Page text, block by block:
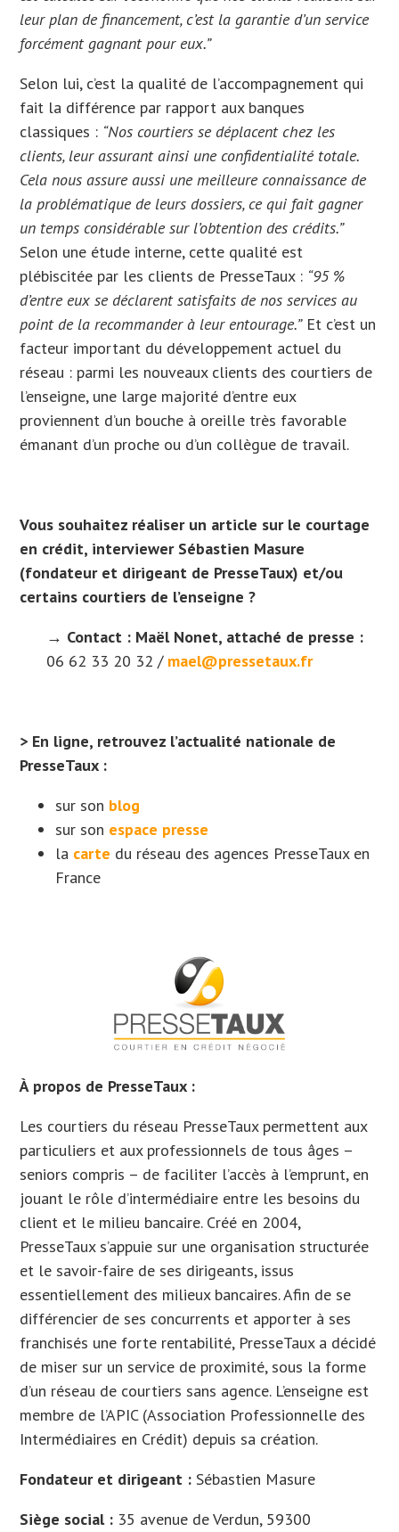
leur plan de financement, c’est la garantie d’un service
forcément gagnant pour eux.”
Selon lui, c’est la qualité de l’accompagnement qui
fait la différence par rapport aux banques
classiques : “Nos courtiers se déplacent chez les
clients, leur assurant ainsi une confidentialité totale.
Cela nous assure aussi une meilleure connaissance de
la problématique de leurs dossiers, ce qui fait gagner
un temps considérable sur l’obtention des crédits.”
Selon une étude interne, cette qualité est
plébiscitée par les clients de PresseTaux : “95 %
d’entre eux se déclarent satisfaits de nos services au
point de la recommander à leur entourage.”Et c’est un
facteur important du développement actuel du
réseau : parmi les nouveaux clients des courtiers de
l’enseigne, une large majorité d’entre eux
proviennent d’un bouche à oreille très favorable
émanant d’un proche ou d’un collègue de travail.
Vous souhaitez réaliser un article sur le courtage
en crédit, interviewer Sébastien Masure
(fondateur et dirigeant de PresseTaux) et/ou
certains courtiers de l’enseigne ?
→ Contact : Maël Nonet, attaché de presse :
06 62 33 20 32 / mael@pressetaux.fr
> En ligne, retrouvez l’actualité nationale de
PresseTaux :
sur son blog
sur son espace presse
la carte du réseau des agences PresseTaux en
France
À propos de PresseTaux :
Les courtiers du réseau PresseTaux permettent aux
particuliers et aux professionnels de tous âges –
seniors compris – de faciliter l’accès à l’emprunt, en
jouant le rôle d’intermédiaire entre les besoins du
client et le milieu bancaire. Créé en 2004,
PresseTaux s’appuie sur une organisation structurée
et le savoir-faire de ses dirigeants, issus
essentiellement des milieux bancaires. Afin de se
différencier de ses concurrents et apporter à ses
franchisés une forte rentabilité, PresseTaux a décidé
de miser sur un service de proximité, sous la forme
d’un réseau de courtiers sans agence. L’enseigne est
membre de l’APIC (Association Professionnelle des
Intermédiaires en Crédit) depuis sa création.
Fondateur et dirigeant : Sébastien Masure
Siège social : 35 avenue de Verdun, 59300